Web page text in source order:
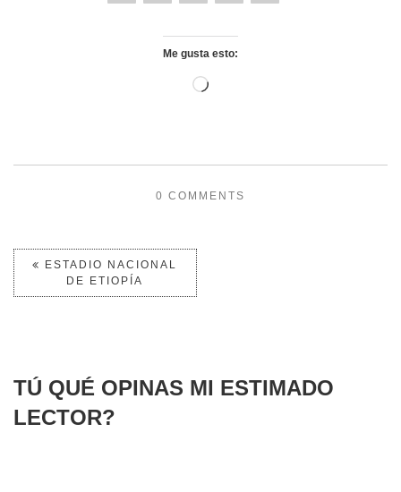
Me gusta esto:
0 COMMENTS
ESTADIO NACIONAL
DE ETIOPÍA
TÚ QUÉ OPINAS MI ESTIMADO
LECTOR?